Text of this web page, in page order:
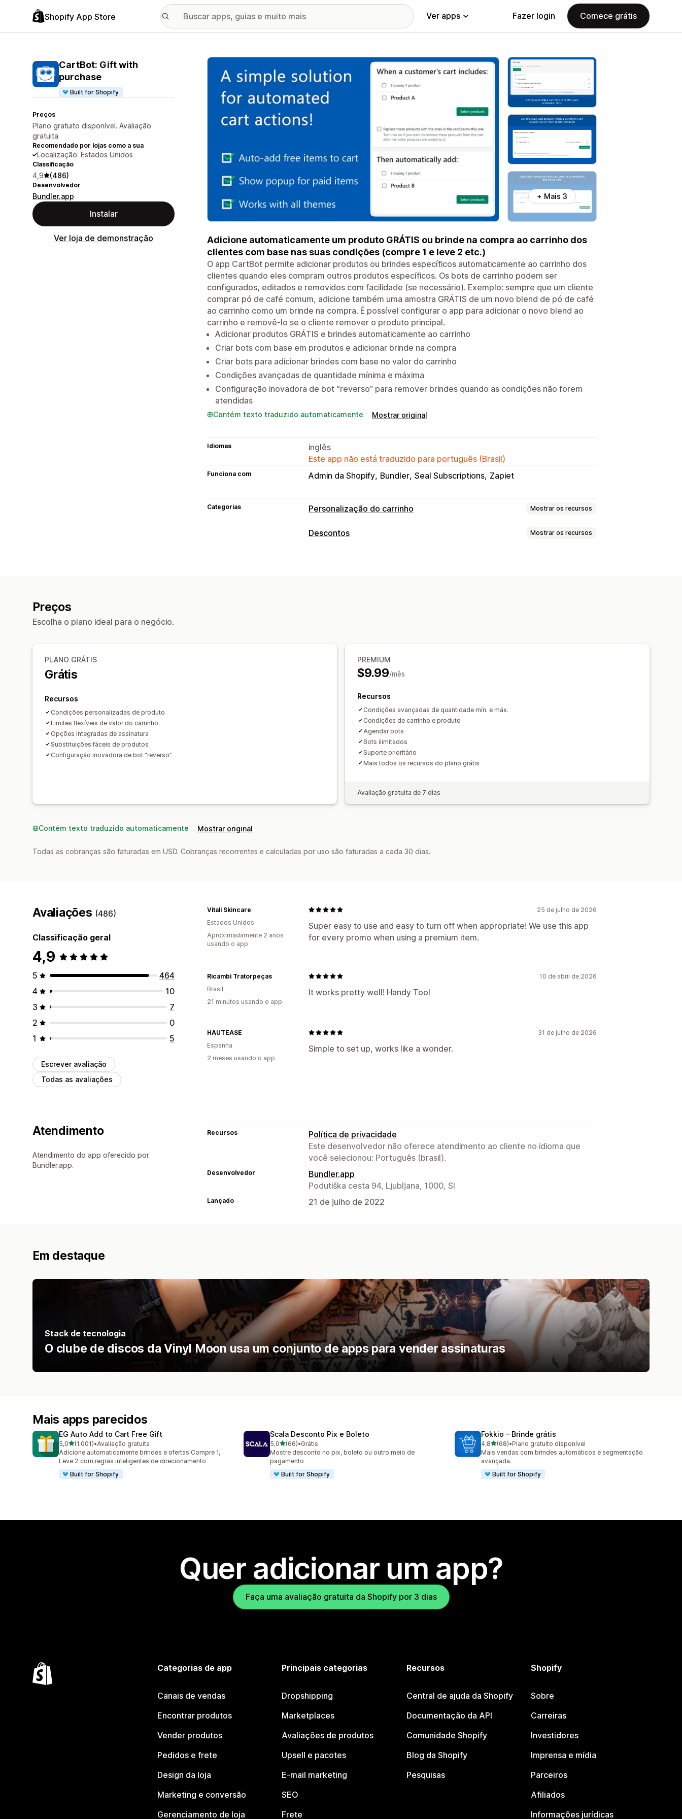
Shopify App Store Ver apps Fazer login Comece grátis
CartBot: Gift with
purchase
Built for Shopify
Preços
Plano gratuito disponível. Avaliação
gratuita.
Recomendado por lojas como a sua
Localização: Estados Unidos
Classificação
4,9 (486)
Desenvolvedor
Bundler.app
Instalar
Ver loja de demonstração
Galeria de imagens em destaque
+ Mais 3
Adicione automaticamente um produto GRÁTIS ou brinde na compra ao carrinho dos
clientes com base nas suas condições (compre 1 e leve 2 etc.)
O app CartBot permite adicionar produtos ou brindes específicos automaticamente ao carrinho dos
clientes quando eles compram outros produtos específicos. Os bots de carrinho podem ser
configurados, editados e removidos com facilidade (se necessário). Exemplo: sempre que um cliente
comprar pó de café comum, adicione também uma amostra GRÁTIS de um novo blend de pó de café
ao carrinho como um brinde na compra. É possível configurar o app para adicionar o novo blend ao
carrinho e removê-lo se o cliente remover o produto principal.
Adicionar produtos GRÁTIS e brindes automaticamente ao carrinho
Criar bots com base em produtos e adicionar brinde na compra
Criar bots para adicionar brindes com base no valor do carrinho
Condições avançadas de quantidade mínima e máxima
Configuração inovadora de bot “reverso” para remover brindes quando as condições não forem
atendidas
Contém texto traduzido automaticamente Mostrar original
Idiomas
inglês
Este app não está traduzido para português (Brasil)
Funciona com Admin da Shopify Bundler Seal Subscriptions Zapiet
Categorias Personalização do carrinho Mostrar os recursos
Exibição do carrinho
Descontos Mostrar os recursos
Preços
Escolha o plano ideal para o negócio.
PLANO GRÁTIS
Grátis
Recursos
Condições personalizadas de produto
Limites flexíveis de valor do carrinho
Opções integradas de assinatura
Substituições fáceis de produtos
Configuração inovadora de bot “reverso”
PREMIUM
$9.99/mês
Recursos
Condições avançadas de quantidade mín. e máx.
Condições de carrinho e produto
Agendar bots
Bots ilimitados
Suporte prioritário
Mais todos os recursos do plano grátis
Avaliação gratuita de 7 dias
Contém texto traduzido automaticamente Mostrar original
Todas as cobranças são faturadas em USD. Cobranças recorrentes e calculadas por uso são faturadas a cada 30 dias.
Avaliações (486)
Classificação geral
4,9
5
464
4
10
3
7
2
0
1
5
Escrever avaliação
Todas as avaliações
25 de julho de 2026
Super easy to use and easy to turn off when appropriate! We use this app
for every promo when using a premium item.
Vitali Skincare
Estados Unidos
Aproximadamente 2 anos
usando o app
10 de abril de 2026
It works pretty well! Handy Tool
Ricambi Tratorpeças
Brasil
21 minutos usando o app
31 de julho de 2026
Simple to set up, works like a wonder.
HAUTEASE
Espanha
2 meses usando o app
Atendimento
Atendimento do app oferecido por
Bundler.app.
Recursos
Política de privacidade
Este desenvolvedor não oferece atendimento ao cliente no idioma que
você selecionou: Português (brasil).
Desenvolvedor
Bundler.app
Podutiška cesta 94, Ljubljana, 1000, SI
Lançado 21 de julho de 2022
Em destaque
Stack de tecnologia
O clube de discos da Vinyl Moon usa um conjunto de apps para vender assinaturas
Mais apps parecidos
EG Auto Add to Cart Free Gift
5,0de 5 estrelas
(1.001)
1001 avaliações ao todo
•Avaliação gratuita
Adicione automaticamente brindes e ofertas Compre 1,
Leve 2 com regras inteligentes de direcionamento
Built for Shopify
Scala Desconto Pix e Boleto
5,0de 5 estrelas
(66)
66 avaliações ao todo
•Grátis
Mostre desconto no pix, boleto ou outro meio de
pagamento
Built for Shopify
Fokkio – Brinde grátis
4,8de 5 estrelas
(68)
68 avaliações ao todo
•Plano gratuito disponível
Mais vendas com brindes automáticos e segmentação
avançada.
Built for Shopify
Quer adicionar um app?
Faça uma avaliação gratuita da Shopify por 3 dias
Categorias de app
Canais de vendas
Encontrar produtos
Vender produtos
Pedidos e frete
Design da loja
Marketing e conversão
Gerenciamento de loja
Principais categorias
Dropshipping
Marketplaces
Avaliações de produtos
Upsell e pacotes
E-mail marketing
SEO
Frete
Recursos
Central de ajuda da Shopify
Documentação da API
Comunidade Shopify
Blog da Shopify
Pesquisas
Shopify
Sobre
Carreiras
Investidores
Imprensa e mídia
Parceiros
Afiliados
Informações jurídicas